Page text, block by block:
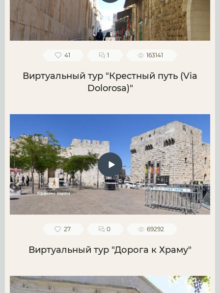
41 1 163141
Виртуальный тур "Крестный путь (Via
Dolorosa)"
27 0 69292
Виртуальный тур "Дорога к Храму"